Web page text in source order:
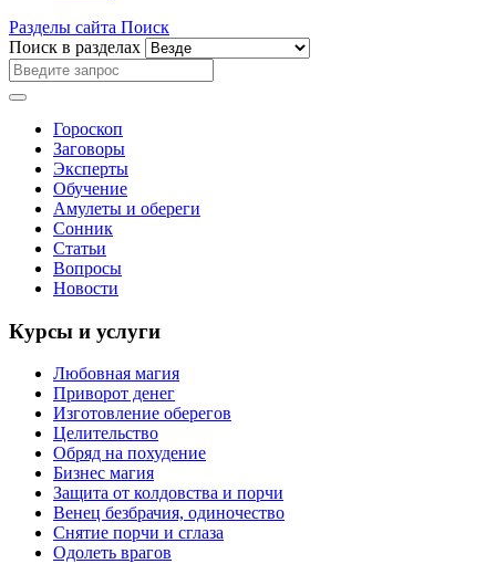
Разделы сайта Поиск
Поиск в разделах
Гороскоп
Заговоры
Эксперты
Обучение
Амулеты и обереги
Сонник
Статьи
Вопросы
Новости
Курсы и услуги
Любовная магия
Приворот денег
Изготовление оберегов
Целительство
Обряд на похудение
Бизнес магия
Защита от колдовства и порчи
Венец безбрачия, одиночество
Снятие порчи и сглаза
Одолеть врагов